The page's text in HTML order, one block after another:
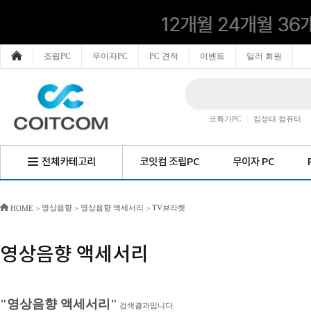
조립PC 무이자PC PC 견적 이벤트 딜러 회원
코특가PC 킴성태 컴퓨터
전체카테고리 코잇컴 조립PC 무이자 PC
HOME > 영상음향 > 영상음향 액세서리 > TV브라켓
영상음향 액세서리
"영상음향 액세서리" 검색결과입니다.